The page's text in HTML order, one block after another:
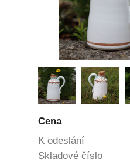
Cena
K odeslání
Skladové číslo